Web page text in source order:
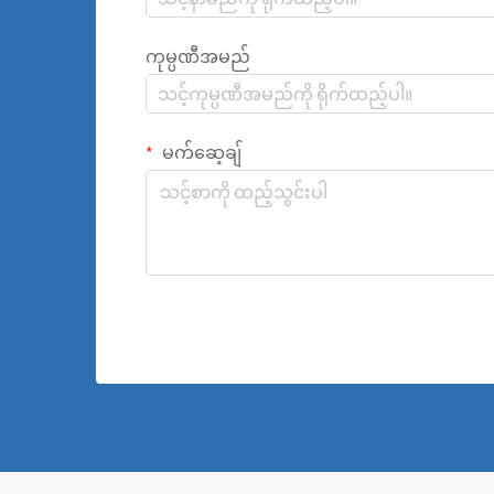
ကုမ္ပဏီအမည်
မက်ဆေ့ချ်